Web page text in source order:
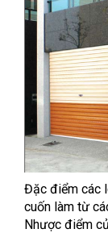
Đặc điểm các
cuốn làm từ
Nhược điểm